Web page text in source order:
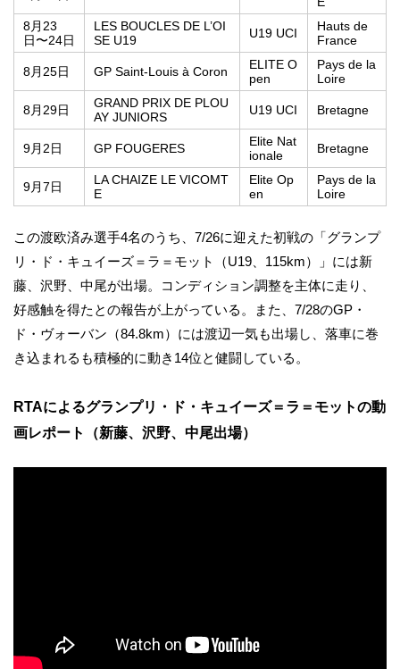
8月23
日〜24日
LES BOUCLES DE L’OI
SE U19
U19 UCI
Hauts de
France
8月25日 GP Saint-Louis à Coron
ELITE O
pen
Pays de la
Loire
8月29日
GRAND PRIX DE PLOU
AY JUNIORS
U19 UCI Bretagne
9月2日 GP FOUGERES
Elite Nat
ionale
Bretagne
9月7日
LA CHAIZE LE VICOMT
E
Elite Op
en
Pays de la
Loire
この渡欧済み選手4名のうち、7/26に迎えた初戦の「グランプ
リ・ド・キュイーズ＝ラ＝モット（U19、115km）」には新
藤、沢野、中尾が出場。コンディション調整を主体に走り、
好感触を得たとの報告が上がっている。また、7/28のGP・
ド・ヴォーバン（84.8km）には渡辺一気も出場し、落車に巻
き込まれるも積極的に動き14位と健闘している。
RTAによるグランプリ・ド・キュイーズ＝ラ＝モットの動
画レポート（新藤、沢野、中尾出場）